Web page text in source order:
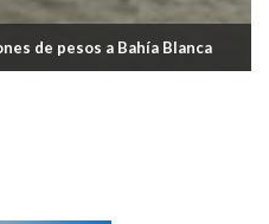
de pesos a Bahía Blanca